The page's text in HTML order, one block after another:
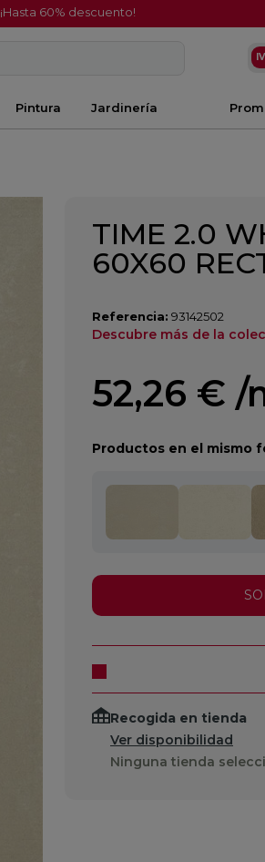
60% descuento!
Pintura Jardinería
TIME 2.0
60X60
Referencia: 93142502
Descubre más de la
52,26 € /
Productos en el mismo
Recogida en tienda
Ver disponibilidad
Ninguna tienda